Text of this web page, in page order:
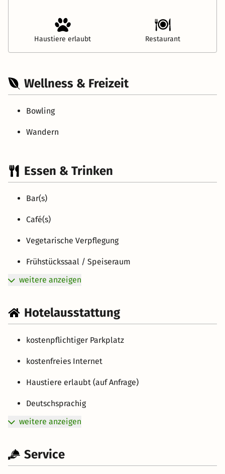
Haustiere erlaubt Restaurant
Wellness & Freizeit
Bowling
Wandern
Essen & Trinken
Bar(s)
Café(s)
Vegetarische Verpflegung
Frühstückssaal / Speiseraum
weitere anzeigen
Hotelausstattung
kostenpflichtiger Parkplatz
kostenfreies Internet
Haustiere erlaubt (auf Anfrage)
Deutschsprachig
weitere anzeigen
Service